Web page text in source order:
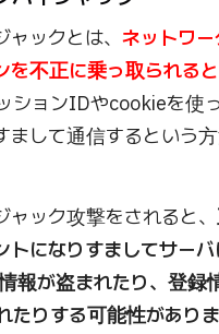
ックとは、 ネットワ
を不正に乗っ取られる
ションIDやcookieを使
まして通信するという
ック攻撃をされると、
トになりすましてサー
報が盗まれたり、登録
たりする可能性がありま